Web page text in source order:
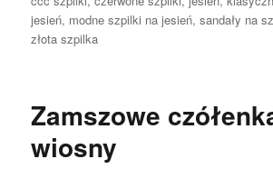
jesień, modne szpilki na jesień,sandały na
złota szpilka
Zamszowe
wiosny